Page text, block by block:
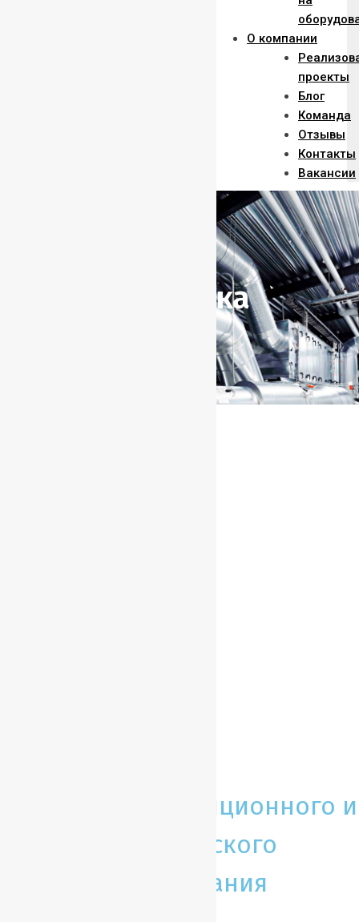
О компании
проекты
Блог
Команда
Отзывы
Контакты
Вакансии
Поставка
Поставка вентиляционного и
климатического
оборудования